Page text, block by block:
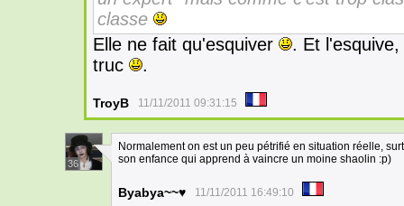
classe
Elle ne fait qu'esquiver
. Et
truc
.
TroyB 11/11/2011 09:31:15
36
Normalement on est un peu pétrifié en situation réelle,
son enfance qui apprend à vaincre un moine shaolin :p)
Byabya~~♥ 11/11/2011 16:49:10